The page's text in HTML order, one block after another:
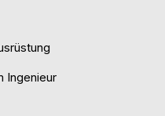
Ingenieur